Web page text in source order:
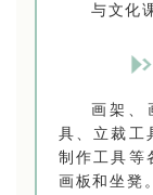
与文化
画架、
具、立裁工
制作工具等
画板和坐凳。